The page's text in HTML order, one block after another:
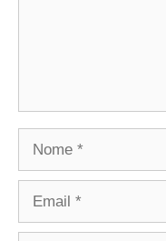
Nome
Email